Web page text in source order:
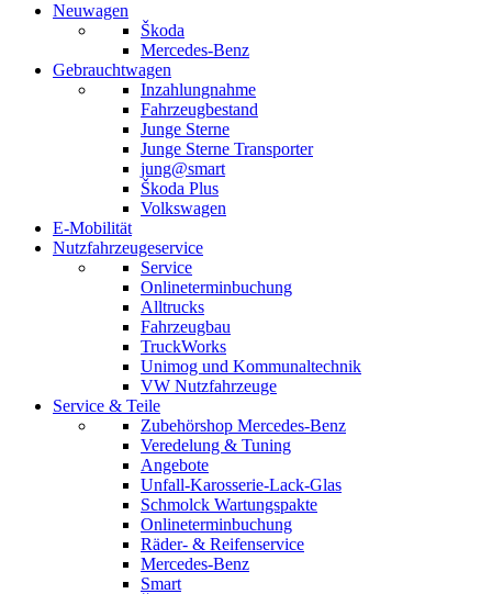
Neuwagen
Škoda
Mercedes-Benz
Gebrauchtwagen
Inzahlungnahme
Fahrzeugbestand
Junge Sterne
Junge Sterne Transporter
jung@smart
Škoda Plus
Volkswagen
E-Mobilität
Nutzfahrzeugeservice
Service
Onlineterminbuchung
Alltrucks
Fahrzeugbau
TruckWorks
Unimog und Kommunaltechnik
VW Nutzfahrzeuge
Service & Teile
Zubehörshop Mercedes-Benz
Veredelung & Tuning
Angebote
Unfall-Karosserie-Lack-Glas
Schmolck Wartungspakte
Onlineterminbuchung
Räder- & Reifenservice
Mercedes-Benz
Smart